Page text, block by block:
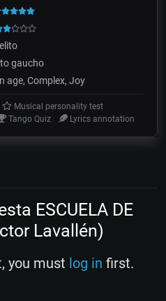
gaucho
age, Complex, Joy
Musical personality test
Tango Quiz Lyrics annotation
ESCUELA DE
Lavallén)
you must log in first.